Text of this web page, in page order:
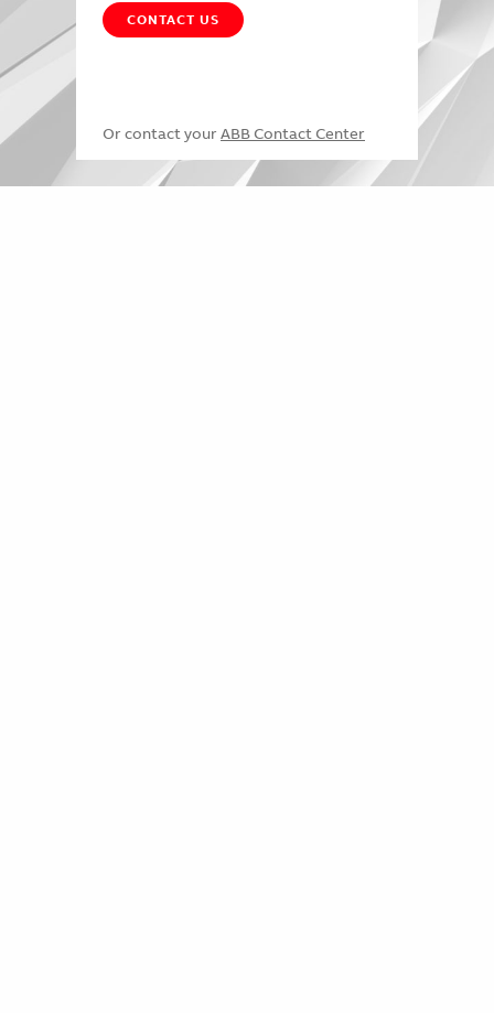
CONTACT US
Or contact your ABB Contact Center